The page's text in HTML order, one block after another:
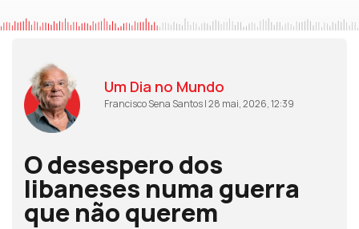
Um Dia no Mundo
Francisco Sena Santos | 28 mai, 2026, 12:39
O desespero dos
libaneses numa guerra
que não querem